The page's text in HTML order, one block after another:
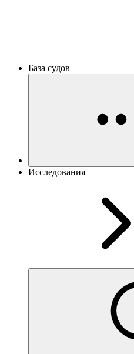
База судов
Исследования